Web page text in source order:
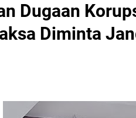
Dugaan
Diminta